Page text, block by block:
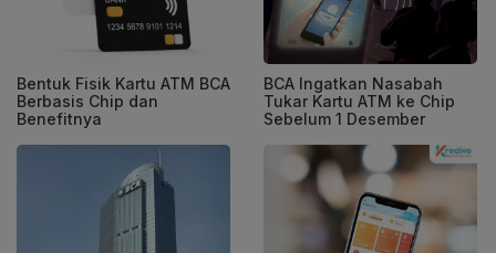
Bentuk Fisik Kartu ATM BCA
Berbasis Chip dan
Benefitnya
BCA Ingatkan Nasabah
Tukar Kartu ATM ke Chip
Sebelum 1 Desember